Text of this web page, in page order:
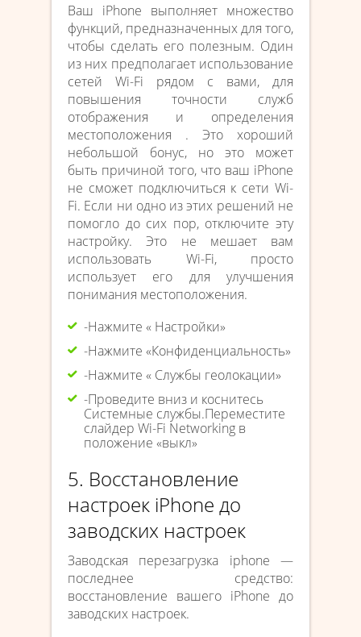
Ваш iPhone выполняет множество
функций, предназначенных для того,
чтобы сделать его полезным. Один
из них предполагает использование
сетей Wi-Fi рядом с вами, для
повышения точности служб
отображения и определения
местоположения . Это хороший
небольшой бонус, но это может
быть причиной того, что ваш iPhone
не сможет подключиться к сети Wi-
Fi. Если ни одно из этих решений не
помогло до сих пор, отключите эту
настройку. Это не мешает вам
использовать Wi-Fi, просто
использует его для улучшения
понимания местоположения.
-Нажмите « Настройки»
-Нажмите «Конфиденциальность»
-Нажмите « Службы геолокации»
-Проведите вниз и коснитесь
Системные службы.Переместите
слайдер Wi-Fi Networking в
положение «выкл»
5. Восстановление
настроек iPhone до
заводских настроек
Заводская перезагрузка iphone —
последнее средство:
восстановление вашего iPhone до
заводских настроек.